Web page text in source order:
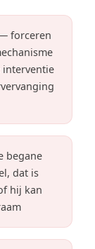
forceren
interventie
begane
dat is
hij kan